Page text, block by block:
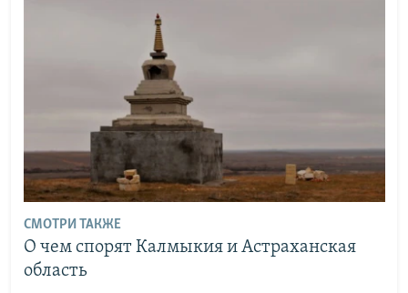
СМОТРИ ТАКЖЕ
О чем спорят Калмыкия и Астраханская
область